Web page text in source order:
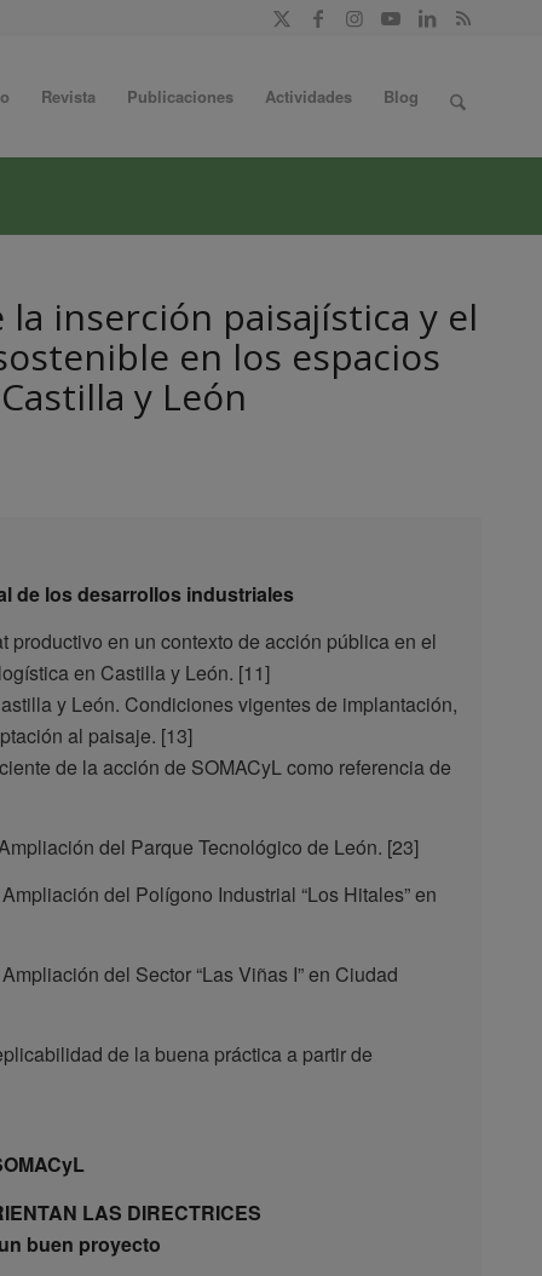
Revista Publicaciones Actividades Blog
inserción paisajística y el
en los espacios
y León
de los desarrollos industriales
en un contexto de acción pública en el
en Castilla y León. [11]
y León. Condiciones vigentes de implantación,
al paisaje. [13]
de la acción de SOMACyL como referencia de
del Parque Tecnológico de León. [23]
del Polígono Industrial “Los Hitales” en
del Sector “Las Viñas I” en Ciudad
de la buena práctica a partir de
LAS DIRECTRICES
buen proyecto